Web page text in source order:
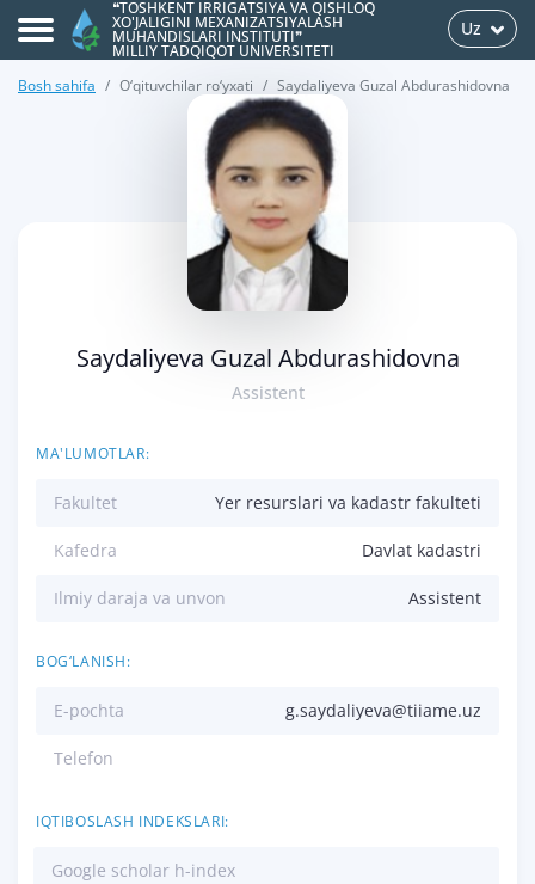
❝TOSHKENT IRRIGATSIYA VA QISHLOQ
XO'JALIGINI MEXANIZATSIYALASH
MUHANDISLARI INSTITUTI❞
MILLIY TADQIQOT UNIVERSITETI
Uz
Bosh sahifa O‘qituvchilar ro‘yxati Saydaliyeva Guzal Abdurashidovna
Saydaliyeva Guzal Abdurashidovna
Assistent
MA'LUMOTLAR:
Fakultet Yer resurslari va kadastr fakulteti
Kafedra Davlat kadastri
Ilmiy daraja va unvon Assistent
BOG‘LANISH:
E-pochta g.saydaliyeva@tiiame.uz
Telefon
IQTIBOSLASH INDEKSLARI:
Google scholar h-index